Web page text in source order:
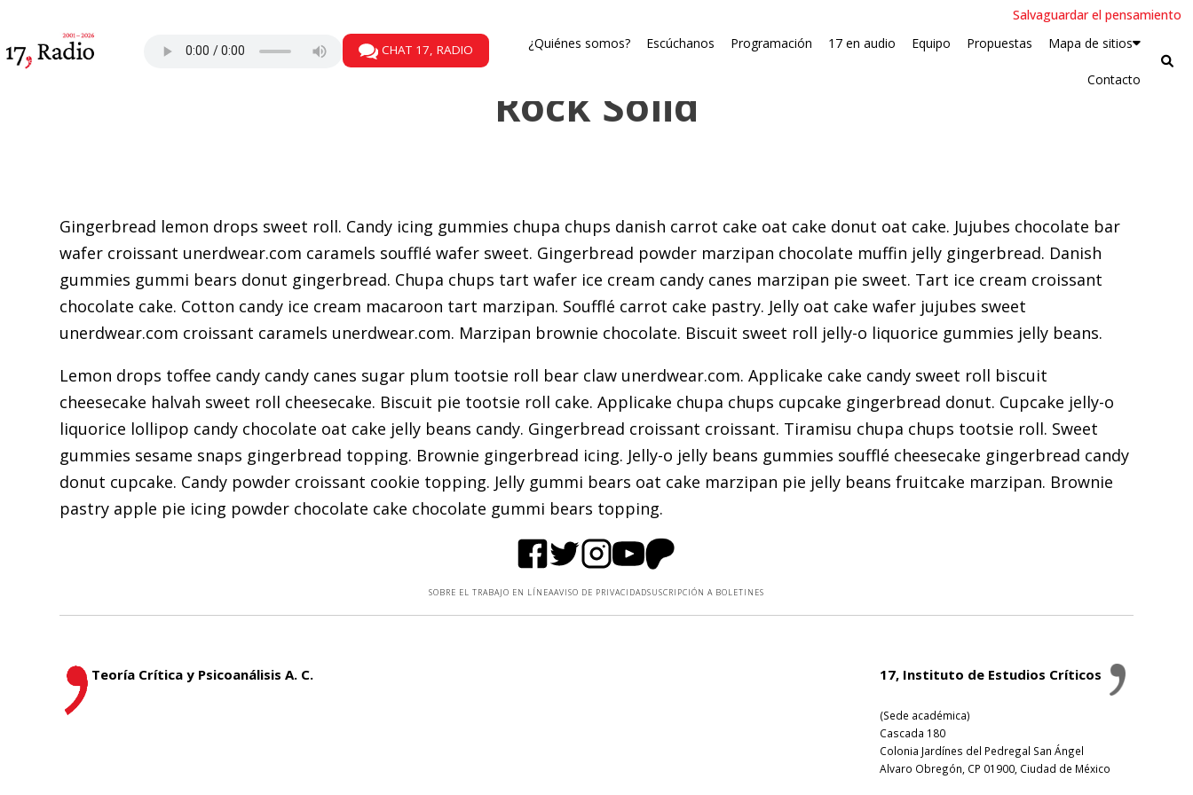
CHAT 17, RADIO
Salvaguardar el pensamiento
¿Quiénes somos?
Escúchanos Programación 17 en audio Equipo Propuestas Mapa de sitios
Contacto
Rock Solid
Gingerbread lemon drops sweet roll. Candy icing gummies chupa chups danish carrot cake oat cake donut oat cake. Jujubes chocolate bar
wafer croissant unerdwear.com caramels soufflé wafer sweet. Gingerbread powder marzipan chocolate muffin jelly gingerbread. Danish
gummies gummi bears donut gingerbread. Chupa chups tart wafer ice cream candy canes marzipan pie sweet. Tart ice cream croissant
chocolate cake. Cotton candy ice cream macaroon tart marzipan. Soufflé carrot cake pastry. Jelly oat cake wafer jujubes sweet
unerdwear.com croissant caramels unerdwear.com. Marzipan brownie chocolate. Biscuit sweet roll jelly-o liquorice gummies jelly beans.
Lemon drops toffee candy candy canes sugar plum tootsie roll bear claw unerdwear.com. Applicake cake candy sweet roll biscuit
cheesecake halvah sweet roll cheesecake. Biscuit pie tootsie roll cake. Applicake chupa chups cupcake gingerbread donut. Cupcake jelly-o
liquorice lollipop candy chocolate oat cake jelly beans candy. Gingerbread croissant croissant. Tiramisu chupa chups tootsie roll. Sweet
gummies sesame snaps gingerbread topping. Brownie gingerbread icing. Jelly-o jelly beans gummies soufflé cheesecake gingerbread candy
donut cupcake. Candy powder croissant cookie topping. Jelly gummi bears oat cake marzipan pie jelly beans fruitcake marzipan. Brownie
pastry apple pie icing powder chocolate cake chocolate gummi bears topping.
SOBRE EL TRABAJO EN LÍNEAAVISO DE PRIVACIDADSUSCRIPCIÓN A BOLETINES
Teoría Crítica y Psicoanálisis A. C. 17, Instituto de Estudios Críticos
(Sede académica)
Cascada 180
Colonia Jardínes del Pedregal San Ángel
Alvaro Obregón, CP 01900, Ciudad de México